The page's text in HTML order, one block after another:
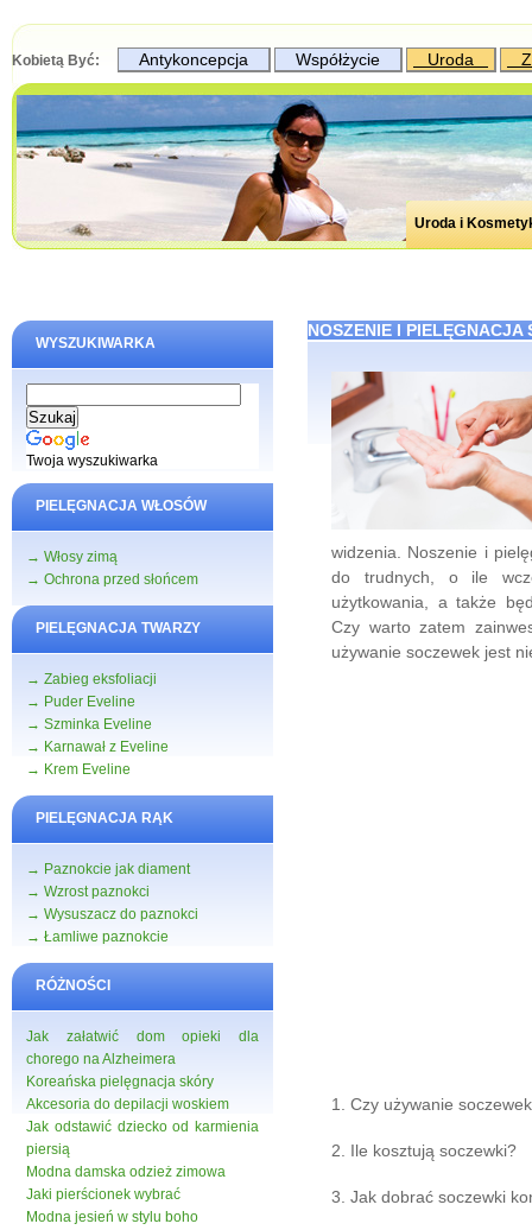
Kobietą Być: Antykoncepcja Współżycie Uroda
Uroda i
WYSZUKIWARKA
Twoja wyszukiwarka
PIELĘGNACJA WŁOSÓW
→ Włosy zimą
→ Ochrona przed słońcem
PIELĘGNACJA TWARZY
→ Zabieg eksfoliacji
→ Puder Eveline
→ Szminka Eveline
→ Karnawał z Eveline
→ Krem Eveline
PIELĘGNACJA RĄK
→ Paznokcie jak diament
→ Wzrost paznokci
→ Wysuszacz do paznokci
→ Łamliwe paznokcie
RÓŻNOŚCI
Jak załatwić dom opieki dla
chorego na Alzheimera
Koreańska pielęgnacja skóry
Akcesoria do depilacji woskiem
Jak odstawić dziecko od karmienia
piersią
Modna damska odzież zimowa
Jaki pierścionek wybrać
Modna jesień w stylu boho
NOSZENIE I PIELĘGNACJA
widzenia. Noszenie i
do trudnych, o ile
użytkowania, a także
Czy warto zatem
używanie soczewek jest
1. Czy używanie
2. Ile kosztują soczewki?
3. Jak dobrać soczewki